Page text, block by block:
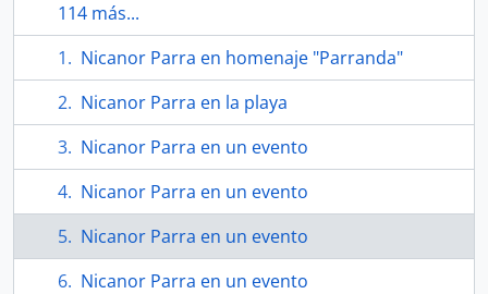
114 más...
Nicanor Parra en homenaje "Parranda"
Nicanor Parra en la playa
Nicanor Parra en un evento
Nicanor Parra en un evento
Nicanor Parra en un evento
Nicanor Parra en un evento